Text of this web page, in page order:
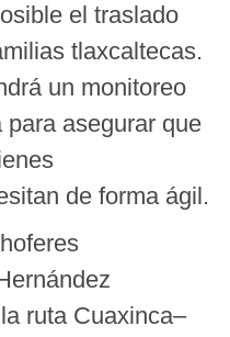
el traslado
tlaxcaltecas.
un monitoreo
asegurar que
de forma ágil.
ruta Cuaxinca–